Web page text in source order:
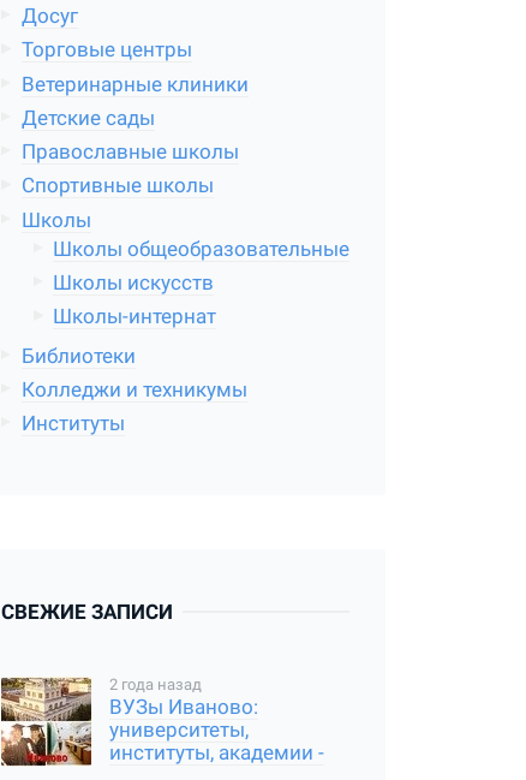
Досуг
Торговые центры
Ветеринарные клиники
Детские сады
Православные школы
Спортивные школы
Школы
Школы общеобразовательные
Школы искусств
Школы-интернат
Библиотеки
Колледжи и техникумы
Институты
СВЕЖИЕ ЗАПИСИ
2 года назад
ВУЗы Иваново:
университеты,
институты, академии -